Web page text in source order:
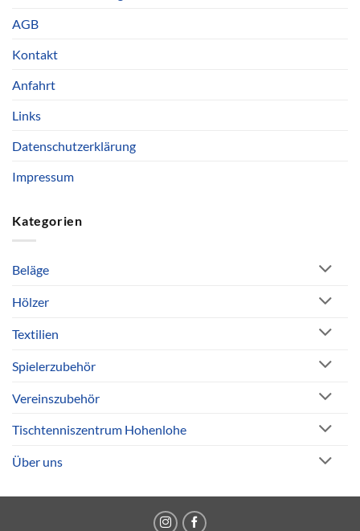
AGB
Kontakt
Anfahrt
Links
Datenschutzerklärung
Impressum
Kategorien
Beläge
Hölzer
Textilien
Spielerzubehör
Vereinszubehör
Tischtenniszentrum Hohenlohe
Über uns